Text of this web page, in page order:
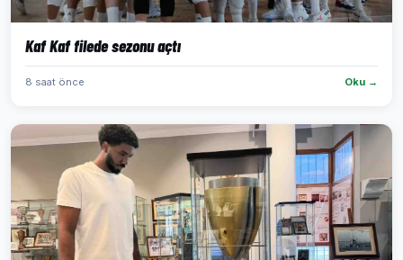
Kaf Kaf filede sezonu açtı
8 saat önce Oku →